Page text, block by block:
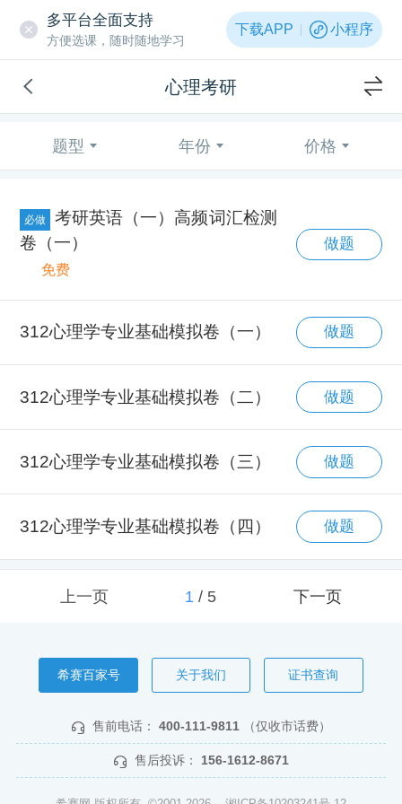
多平台全面支持
方便选课，随时随地学习
下载APP 小程序
心理考研
题型 年份 价格
必做
考研英语（一）高频词汇检测
卷（一）
免费
做题
312心理学专业基础模拟卷（一） 做题
312心理学专业基础模拟卷（二） 做题
312心理学专业基础模拟卷（三） 做题
312心理学专业基础模拟卷（四） 做题
上一页 1/ 5 下一页
希赛百家号 关于我们 证书查询
售前电话： 400-111-9811 （仅收市话费）
售后投诉： 156-1612-8671